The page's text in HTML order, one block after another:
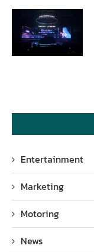
Entertainment
Marketing
Motoring
News